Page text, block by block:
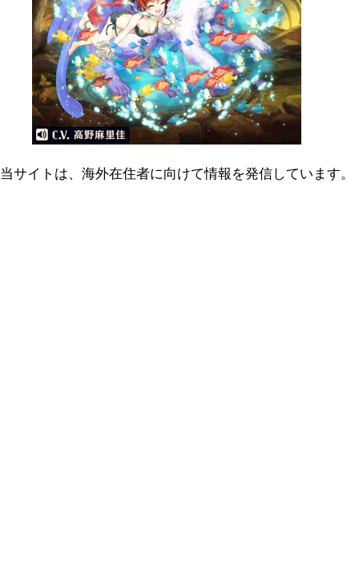
当サイトは、海外在住者に向けて情報を発信しています。